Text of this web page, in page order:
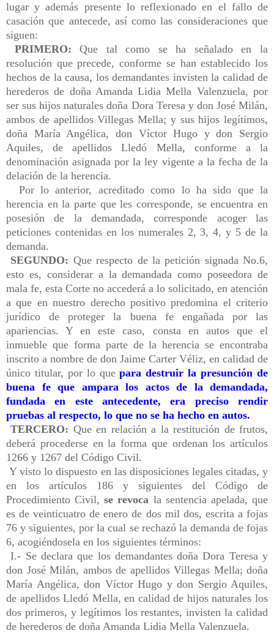
lugar y además presente lo reflexionado en el fallo de
casación que antecede, así como las consideraciones que
siguen:
PRIMERO:Que tal como se ha señalado en la
resolución que precede, conforme se han establecido los
hechos de la causa, los demandantes invisten la calidad de
herederos de doña Amanda Lidia Mella Valenzuela, por
ser sus hijos naturales doña Dora Teresa y don José Milán,
ambos de apellidos Villegas Mella; y sus hijos legítimos,
doña María Angélica, don Víctor Hugo y don Sergio
Aquiles, de apellidos Lledó Mella, conforme a la
denominación asignada por la ley vigente a la fecha de la
delación de la herencia.
Por lo anterior, acreditado como lo ha sido que la
herencia en la parte que les corresponde, se encuentra en
posesión de la demandada, corresponde acoger las
peticiones contenidas en los numerales 2, 3, 4, y 5 de la
demanda.
SEGUNDO: Que respecto de la petición signada No.6,
esto es, considerar a la demandada como poseedora de
mala fe, esta Corte no accederá a lo solicitado, en atención
a que en nuestro derecho positivo predomina el criterio
jurídico de proteger la buena fe engañada por las
apariencias. Y en este caso, consta en autos que el
inmueble que forma parte de la herencia se encontraba
inscrito a nombre de don Jaime Carter Véliz, en calidad de
único titular, por lo quepara destruir la presunción de
buena fe que ampara los actos de la demandada,
fundada en este antecedente, era preciso rendir
pruebas al respecto, lo que no se ha hecho en autos.
TERCERO: Que en relación a la restitución de frutos,
deberá procederse en la forma que ordenan los artículos
1266 y 1267 del Código Civil.
Y visto lo dispuesto en las disposiciones legales citadas, y
en los artículos 186 y siguientes del Código de
Procedimiento Civil,se revoca la sentencia apelada, que
es de veinticuatro de enero de dos mil dos, escrita a fojas
76 y siguientes, por la cual se rechazó la demanda de fojas
6, acogiéndosela en los siguientes términos:
I.- Se declara que los demandantes doña Dora Teresa y
don José Milán, ambos de apellidos Villegas Mella; doña
María Angélica, don Víctor Hugo y don Sergio Aquiles,
de apellidos Lledó Mella, en calidad de hijos naturales los
dos primeros, y legítimos los restantes, invisten la calidad
de herederos de doña Amanda Lidia Mella Valenzuela.